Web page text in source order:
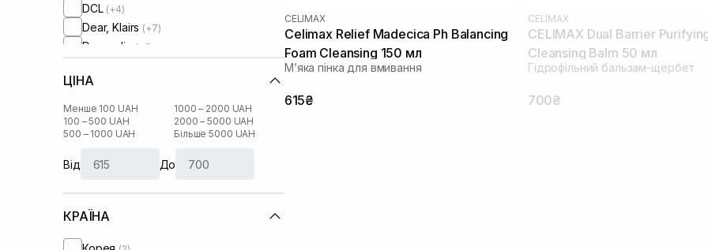
DCL (+4)
Dear, Klairs (+7)
Dermedic (+1)
House of Hur
HydroPeptide (+5)
I'm From(+6)
IS Clinical (+2)
Image Skincare(+1)
Lagom
Lalarecipe
ЦІНА
Менше 100 UAH
100 – 500 UAH
500 – 1000 UAH
1000 – 2000 UAH
2000 – 5000 UAH
Більше 5000 UAH
Від До
КРАЇНА
CELIMAX
Celimax Relief Madecica Ph Balancing
Foam Cleansing 150 мл
Мʼяка пінка для вмивання
615₴
CELIMAX
CELIMAX Dual Barrier
Cleansing Balm 50 мл
Гідрофільний бальзам-щербет
700₴